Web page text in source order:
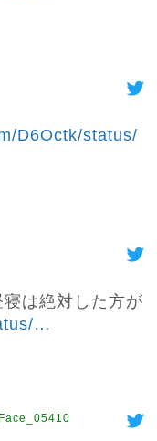
D6Octk/status/
は絶対した方が
…